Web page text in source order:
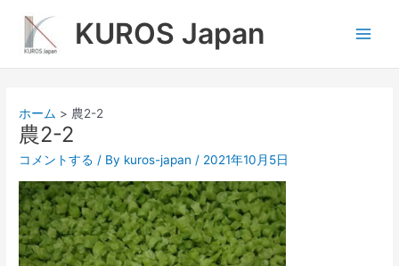
ス
KUROS Japan
ホーム 農2-2
農2-2
コメントする / By kuros-japan / 2021年10月5日